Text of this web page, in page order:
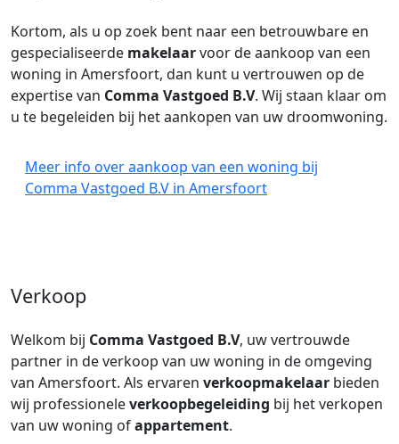
Kortom, als u op zoek bent naar een betrouwbare en
gespecialiseerde makelaarvoor de aankoop van een
woning in Amersfoort, dan kunt u vertrouwen op de
expertise van Comma Vastgoed B.V. Wij staan klaar om
u te begeleiden bij het aankopen van uw droomwoning.
Meer info over aankoop van een woning bij
Comma Vastgoed B.V in Amersfoort
Verkoop
Welkom bij Comma Vastgoed B.V, uw vertrouwde
partner in de verkoop van uw woning in de omgeving
van Amersfoort. Als ervaren verkoopmakelaar bieden
wij professioneleverkoopbegeleiding bij het verkopen
van uw woning ofappartement.